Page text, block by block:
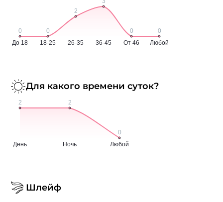
Для какого времени суток?
Шлейф